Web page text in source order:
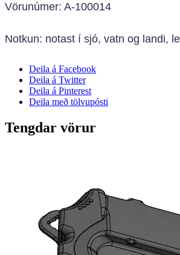
Vörunúmer: A-100014
Notkun: notast í sjó, vatn og landi,
Deila á Facebook
Deila á Twitter
Deila á Pinterest
Deila með tölvupósti
Tengdar vörur